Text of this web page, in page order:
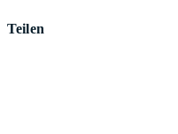
Teilen